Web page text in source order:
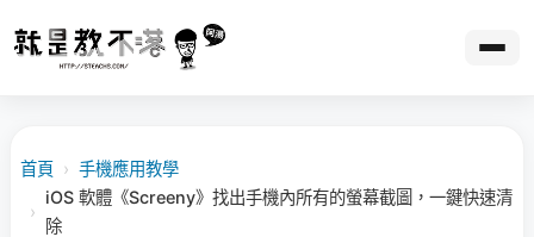
首頁 › 手機應用教學
›
iOS 軟體《Screeny》找出手機內所有的螢幕截圖，一鍵快速清
除